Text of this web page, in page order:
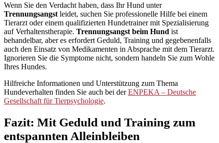
Wenn Sie den Verdacht haben, dass Ihr Hund unter
Trennungsangst leidet, suchen Sie professionelle Hilfe bei einem
Tierarzt oder einem qualifizierten Hundetrainer mit Spezialisierung
auf Verhaltenstherapie. Trennungsangst beim Hund ist
behandelbar, aber es erfordert Geduld, Training und gegebenenfalls
auch den Einsatz von Medikamenten in Absprache mit dem Tierarzt.
Ignorieren Sie die Symptome nicht, sondern handeln Sie zum Wohle
Ihres Hundes.
Hilfreiche Informationen und Unterstützung zum Thema
Hundeverhalten finden Sie auch bei derENPEKA – Deutsche
Gesellschaft für Tierpsychologie.
Fazit: Mit Geduld und Training zum
entspannten Alleinbleiben